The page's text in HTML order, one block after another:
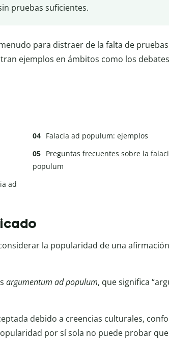
pruebas suficientes.
para distraer de la falta de pruebas
ejemplos en ámbitos como los
ad
Falacia ad populum: ejemplos
Preguntas frecuentes sobre la
populum
la popularidad de una
argumentum ad populum, que significa
debido a creencias culturales,
por sí sola no puede probar